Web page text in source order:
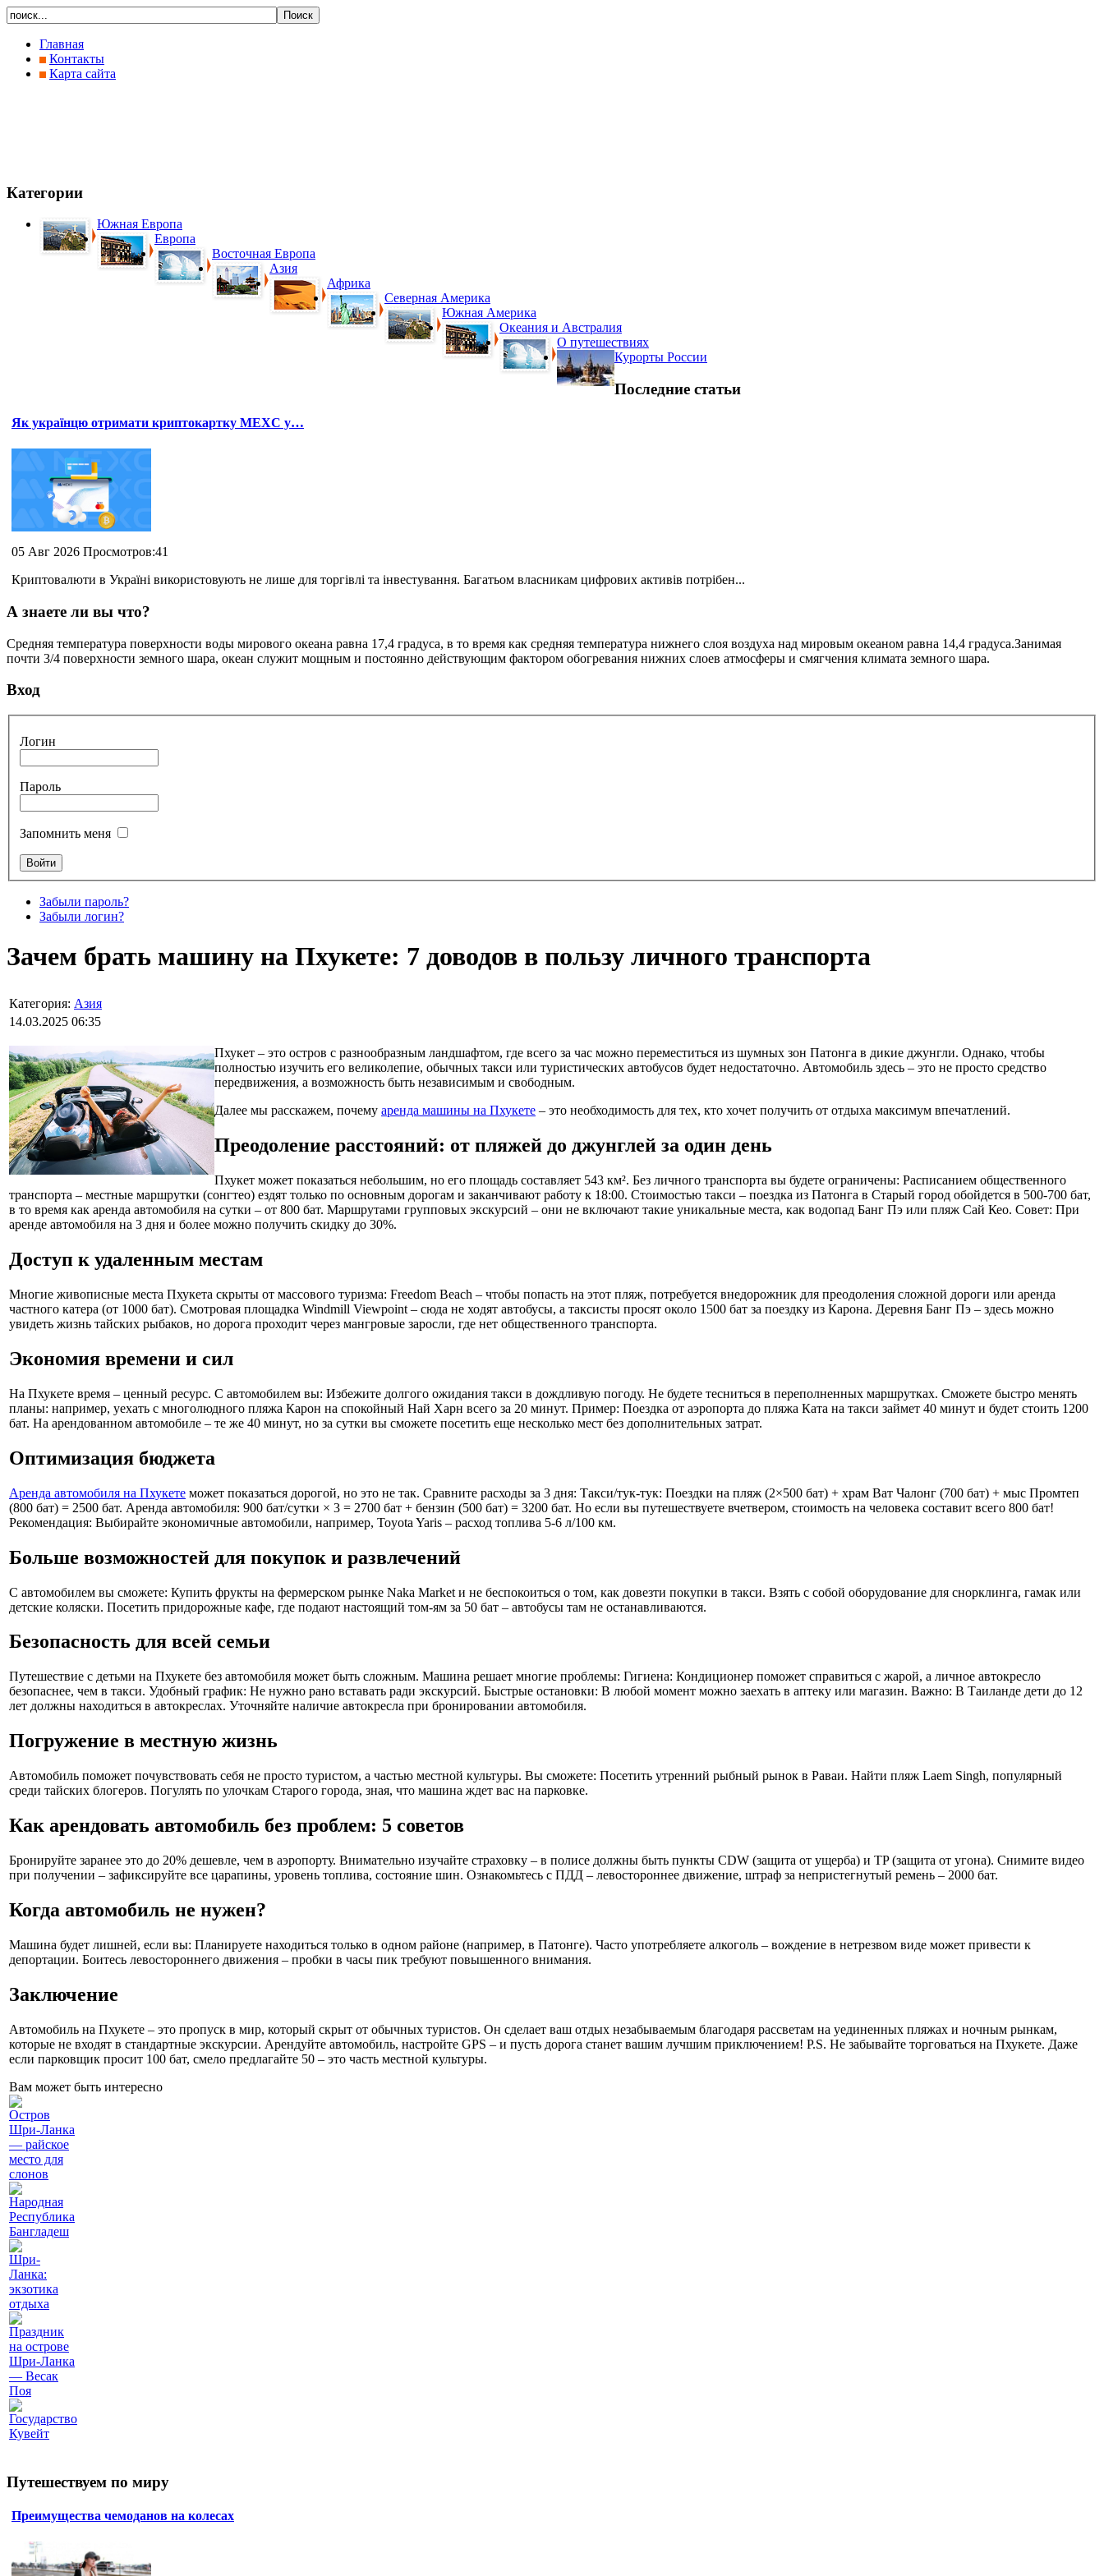
Главная
Контакты
Карта сайта
Категории
Южная Европа
Европа
Восточная Европа
Азия
Африка
Северная Америка
Южная Америка
Океания и Австралия
О путешествиях
Курорты России
Последние статьи
Як українцю отримати криптокартку MEXC у…
05 Авг 2026 Просмотров:41
Криптовалюти в Україні використовують не лише для торгівлі та інвестування. Багатьом власникам цифрових активів потрібен...
А знаете ли вы что?
Средняя температура поверхности воды мирового океана равна 17,4 градуса, в то время как средняя температура нижнего слоя воздуха над мировым океаном равна 14,4 градуса.Занимая
почти 3/4 поверхности земного шара, океан служит мощным и постоянно действующим фактором обогревания нижних слоев атмосферы и смягчения климата земного шара.
Вход
Логин
Пароль
Запомнить меня
Забыли пароль?
Забыли логин?
Зачем брать машину на Пхукете: 7 доводов в пользу личного транспорта
Категория: Азия
14.03.2025 06:35
Пхукет – это остров с разнообразным ландшафтом, где всего за час можно переместиться из шумных зон Патонга в дикие джунгли. Однако, чтобы
полностью изучить его великолепие, обычных такси или туристических автобусов будет недостаточно. Автомобиль здесь – это не просто средство
передвижения, а возможность быть независимым и свободным.
Далее мы расскажем, почему аренда машины на Пхукете – это необходимость для тех, кто хочет получить от отдыха максимум впечатлений.
Преодоление расстояний: от пляжей до джунглей за один день
Пхукет может показаться небольшим, но его площадь составляет 543 км². Без личного транспорта вы будете ограничены: Расписанием общественного
транспорта – местные маршрутки (сонгтео) ездят только по основным дорогам и заканчивают работу к 18:00. Стоимостью такси – поездка из Патонга в Старый город обойдется в 500-700 бат,
в то время как аренда автомобиля на сутки – от 800 бат. Маршрутами групповых экскурсий – они не включают такие уникальные места, как водопад Банг Пэ или пляж Сай Кео. Совет: При
аренде автомобиля на 3 дня и более можно получить скидку до 30%.
Доступ к удаленным местам
Многие живописные места Пхукета скрыты от массового туризма: Freedom Beach – чтобы попасть на этот пляж, потребуется внедорожник для преодоления сложной дороги или аренда
частного катера (от 1000 бат). Смотровая площадка Windmill Viewpoint – сюда не ходят автобусы, а таксисты просят около 1500 бат за поездку из Карона. Деревня Банг Пэ – здесь можно
увидеть жизнь тайских рыбаков, но дорога проходит через мангровые заросли, где нет общественного транспорта.
Экономия времени и сил
На Пхукете время – ценный ресурс. С автомобилем вы: Избежите долгого ожидания такси в дождливую погоду. Не будете тесниться в переполненных маршрутках. Сможете быстро менять
планы: например, уехать с многолюдного пляжа Карон на спокойный Най Харн всего за 20 минут. Пример: Поездка от аэропорта до пляжа Ката на такси займет 40 минут и будет стоить 1200
бат. На арендованном автомобиле – те же 40 минут, но за сутки вы сможете посетить еще несколько мест без дополнительных затрат.
Оптимизация бюджета
Аренда автомобиля на Пхукете может показаться дорогой, но это не так. Сравните расходы за 3 дня: Такси/тук-тук: Поездки на пляж (2×500 бат) + храм Ват Чалонг (700 бат) + мыс Промтеп
(800 бат) = 2500 бат. Аренда автомобиля: 900 бат/сутки × 3 = 2700 бат + бензин (500 бат) = 3200 бат. Но если вы путешествуете вчетвером, стоимость на человека составит всего 800 бат!
Рекомендация: Выбирайте экономичные автомобили, например, Toyota Yaris – расход топлива 5-6 л/100 км.
Больше возможностей для покупок и развлечений
С автомобилем вы сможете: Купить фрукты на фермерском рынке Naka Market и не беспокоиться о том, как довезти покупки в такси. Взять с собой оборудование для снорклинга, гамак или
детские коляски. Посетить придорожные кафе, где подают настоящий том-ям за 50 бат – автобусы там не останавливаются.
Безопасность для всей семьи
Путешествие с детьми на Пхукете без автомобиля может быть сложным. Машина решает многие проблемы: Гигиена: Кондиционер поможет справиться с жарой, а личное автокресло
безопаснее, чем в такси. Удобный график: Не нужно рано вставать ради экскурсий. Быстрые остановки: В любой момент можно заехать в аптеку или магазин. Важно: В Таиланде дети до 12
лет должны находиться в автокреслах. Уточняйте наличие автокресла при бронировании автомобиля.
Погружение в местную жизнь
Автомобиль поможет почувствовать себя не просто туристом, а частью местной культуры. Вы сможете: Посетить утренний рыбный рынок в Раваи. Найти пляж Laem Singh, популярный
среди тайских блогеров. Погулять по улочкам Старого города, зная, что машина ждет вас на парковке.
Как арендовать автомобиль без проблем: 5 советов
Бронируйте заранее это до 20% дешевле, чем в аэропорту. Внимательно изучайте страховку – в полисе должны быть пункты CDW (защита от ущерба) и TP (защита от угона). Снимите видео
при получении – зафиксируйте все царапины, уровень топлива, состояние шин. Ознакомьтесь с ПДД – левостороннее движение, штраф за непристегнутый ремень – 2000 бат.
Когда автомобиль не нужен?
Машина будет лишней, если вы: Планируете находиться только в одном районе (например, в Патонге). Часто употребляете алкоголь – вождение в нетрезвом виде может привести к
депортации. Боитесь левостороннего движения – пробки в часы пик требуют повышенного внимания.
Заключение
Автомобиль на Пхукете – это пропуск в мир, который скрыт от обычных туристов. Он сделает ваш отдых незабываемым благодаря рассветам на уединенных пляжах и ночным рынкам,
которые не входят в стандартные экскурсии. Арендуйте автомобиль, настройте GPS – и пусть дорога станет вашим лучшим приключением! P.S. Не забывайте торговаться на Пхукете. Даже
если парковщик просит 100 бат, смело предлагайте 50 – это часть местной культуры.
Вам может быть интересно
Остров
Шри-Ланка
— райское
место для
слонов
Народная
Республика
Бангладеш
Шри-
Ланка:
экзотика
отдыха
Праздник
на острове
Шри-Ланка
— Весак
Поя
Государство
Кувейт
Путешествуем по миру
Преимущества чемоданов на колесах